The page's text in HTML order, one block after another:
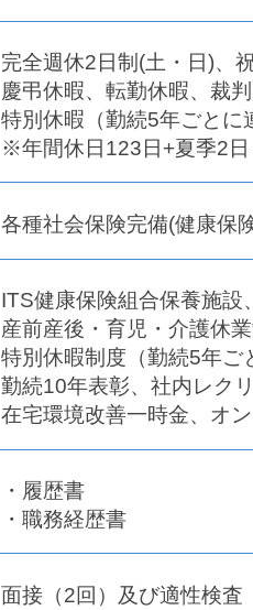
完全週休2日制(土・日)、
慶弔休暇、転勤休暇、裁
特別休暇（勤続5年ごとに
※年間休日123日+夏季2
各種社会保険完備(健康保
ITS健康保険組合保養施設
産前産後・育児・介護休
特別休暇制度（勤続5年ご
勤続10年表彰、社内レク
在宅環境改善一時金、オ
・履歴書
・職務経歴書
面接（2回）及び適性検査